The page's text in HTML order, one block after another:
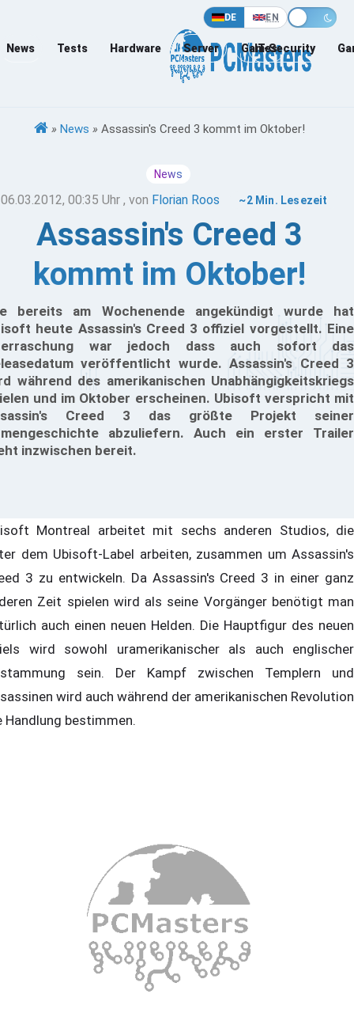
DE EN
News Tests Hardware Server Games
IT-Security
» News » Assassin's Creed 3 kommt im Oktober!
News
06.03.2012, 00:35 Uhr , von Florian Roos ~2 Min. Lesezeit
Assassin's Creed 3
kommt im Oktober!
bereits am Wochenende angekündigt wurde hat
heute Assassin's Creed 3 offiziel vorgestellt. Eine
war jedoch dass auch sofort das
veröffentlicht wurde. Assassin's Creed 3
während des amerikanischen Unabhängigkeitskriegs
und im Oktober erscheinen. Ubisoft verspricht mit
Creed 3 das größte Projekt seiner
abzuliefern. Auch ein erster Trailer
inzwischen bereit.
Montreal arbeitet mit sechs anderen Studios, die
dem Ubisoft-Label arbeiten, zusammen um Assassin's
3 zu entwickeln. Da Assassin's Creed 3 in einer ganz
Zeit spielen wird als seine Vorgänger benötigt man
auch einen neuen Helden. Die Hauptfigur des neuen
wird sowohl uramerikanischer als auch englischer
sein. Der Kampf zwischen Templern und
wird auch während der amerikanischen Revolution
Handlung bestimmen.